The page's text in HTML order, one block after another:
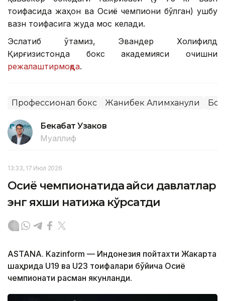
тоифасида жаҳон ва Осиё чемпиони бўлган) ушбу
вазн тоифасига жуда мос келади.
Эслатиб ўтамиз, Эвандер Холифилд
Қирғизистонда бокс академияси очишни
режалаштирмоқда.
Профессионал бокс Жанибек Алимханули
Бекабат Узаков
Муаллиф
13:33, 17 Июл 2026
Осиё чемпионатида қайси давлатлар
энг яхши натижа кўрсатди
ASTANA. Kazinform — Индонезия пойтахти Жакарта
шаҳрида U19 ва U23 тоифалари бўйича Осиё
чемпионати расман якунланди.